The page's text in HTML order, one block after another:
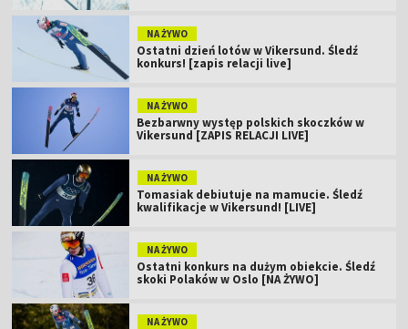
NA ŻYWO
Ostatni dzień lotów w Vikersund. Śledź
konkurs! [zapis relacji live]
NA ŻYWO
Bezbarwny występ polskich skoczków w
Vikersund [ZAPIS RELACJI LIVE]
NA ŻYWO
Tomasiak debiutuje na mamucie. Śledź
kwalifikacje w Vikersund! [LIVE]
NA ŻYWO
Ostatni konkurs na dużym obiekcie. Śledź
skoki Polaków w Oslo [NA ŻYWO]
NA ŻYWO